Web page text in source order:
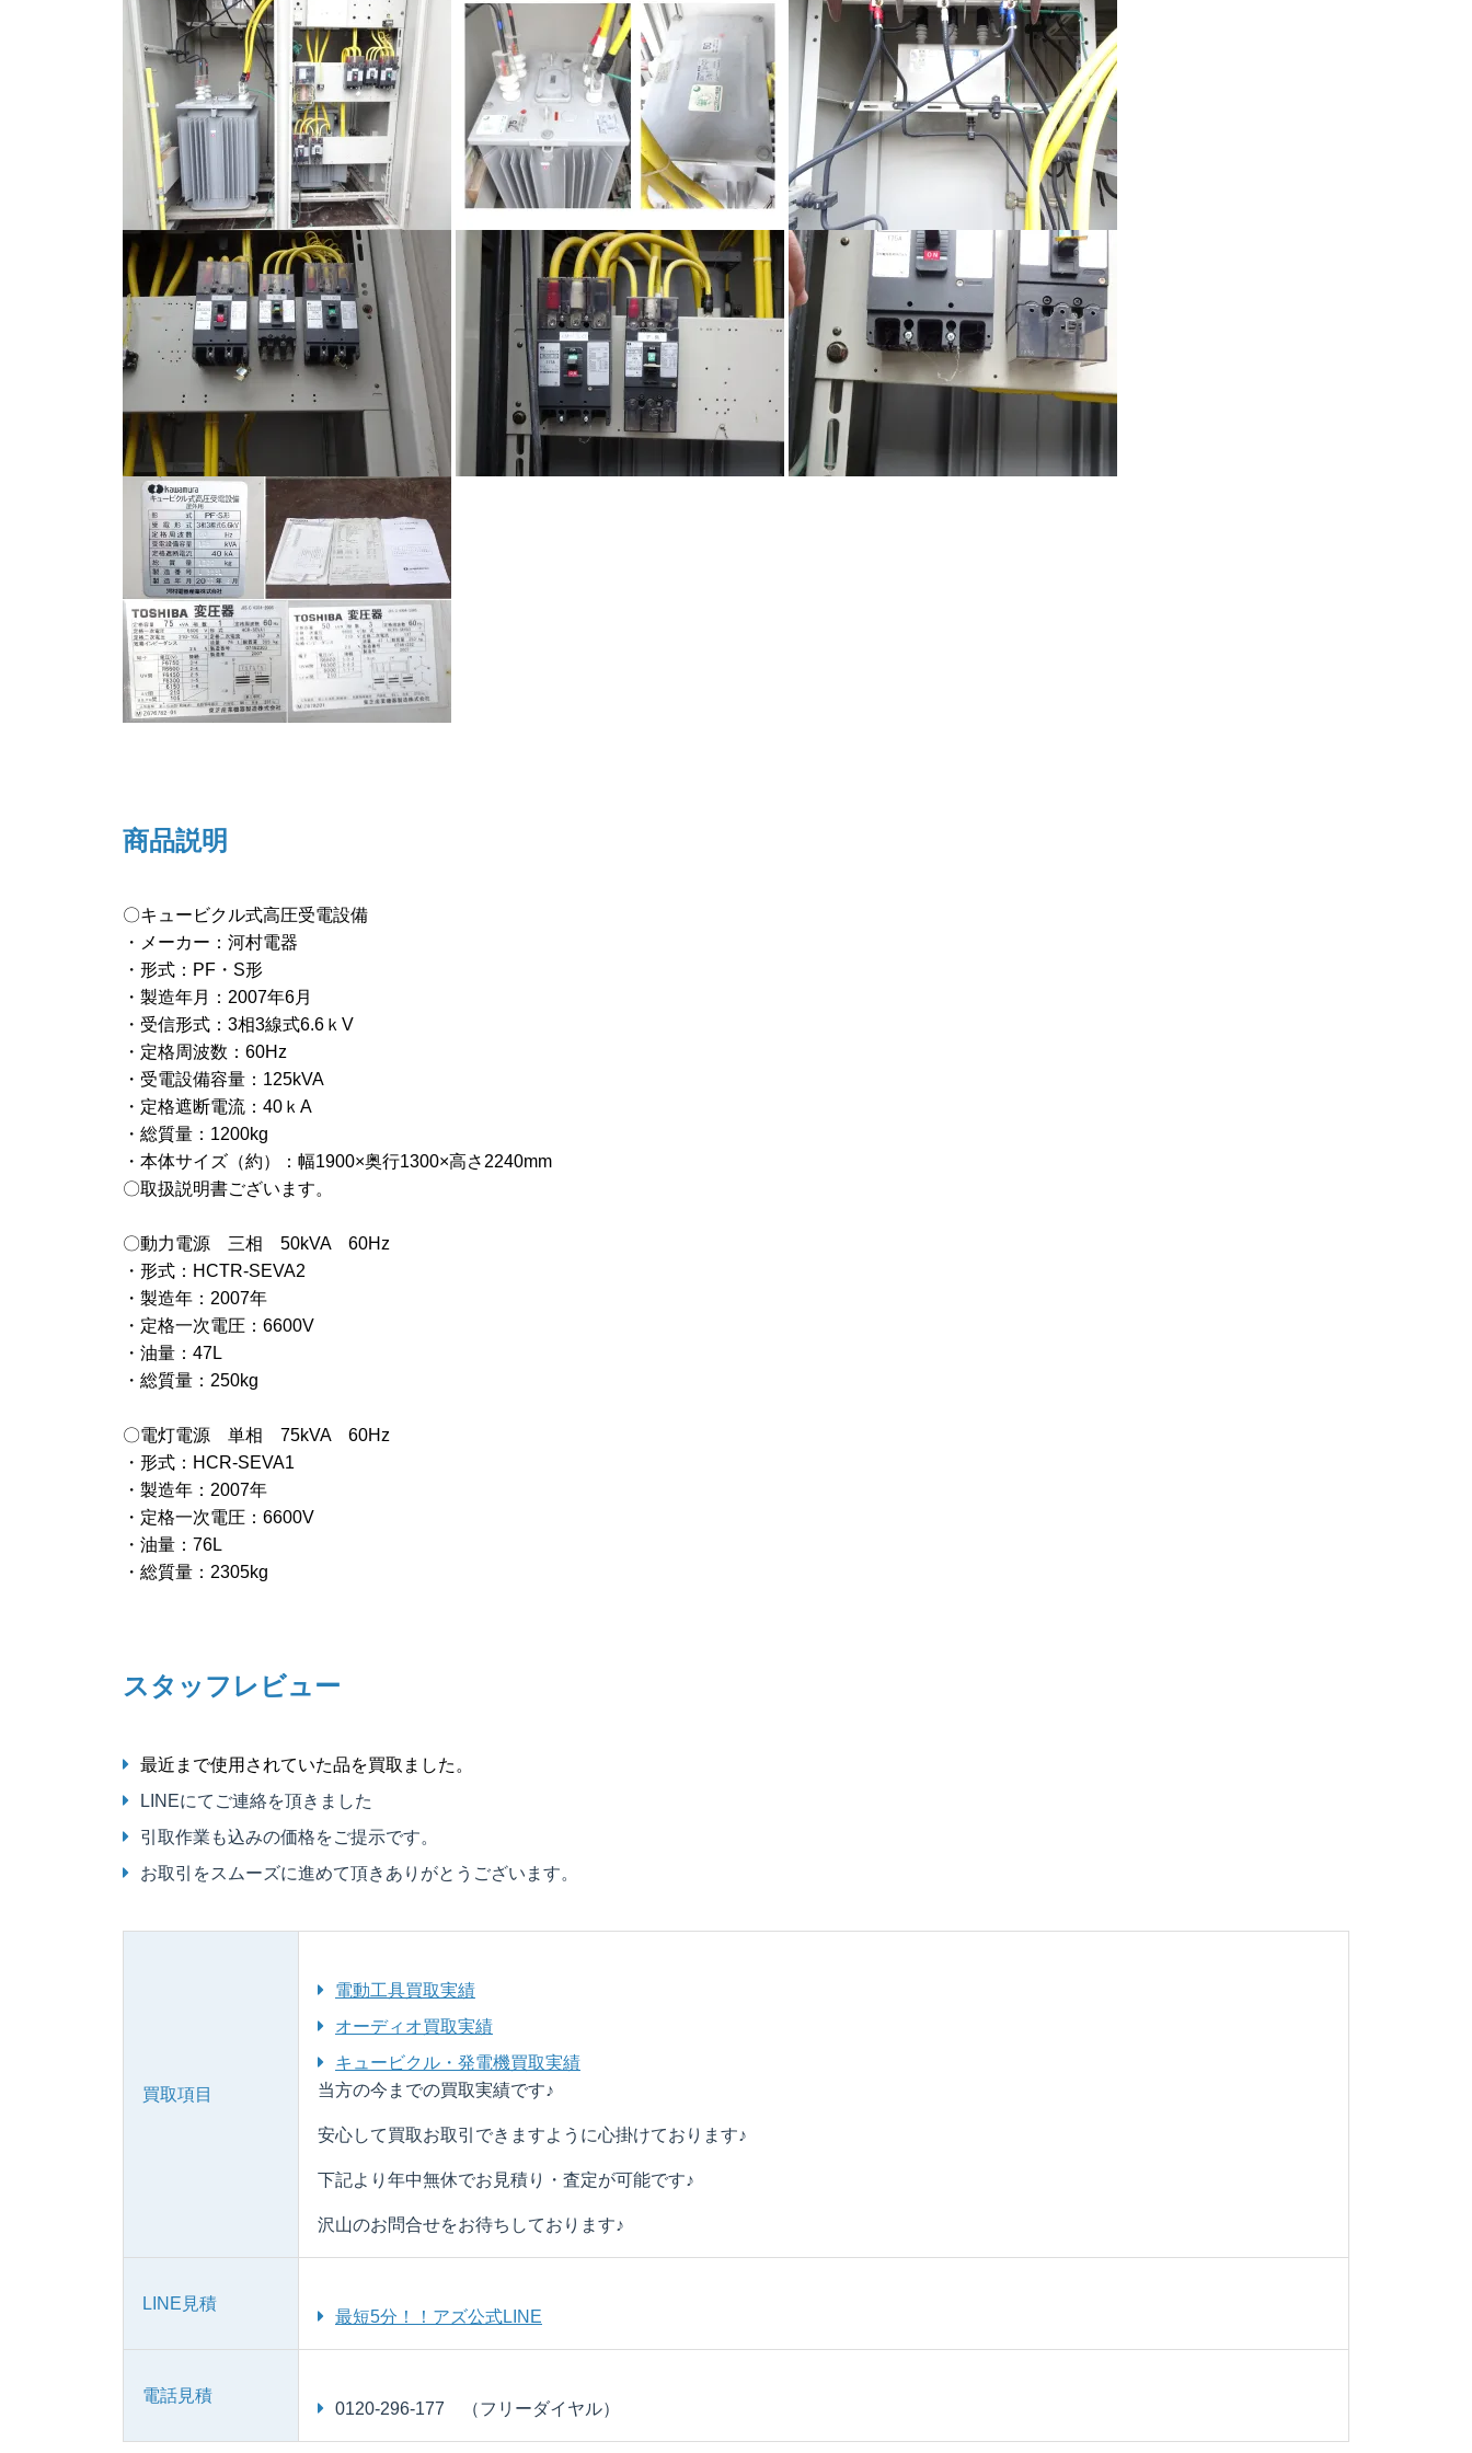
商品説明
〇キュービクル式高圧受電設備
・メーカー：河村電器
・形式：PF・S形
・製造年月：2007年6月
・受信形式：3相3線式6.6ｋV
・定格周波数：60Hz
・受電設備容量：125kVA
・定格遮断電流：40ｋA
・総質量：1200kg
・本体サイズ（約）：幅1900×奥行1300×高さ2240mm
〇取扱説明書ございます。
〇動力電源 三相 50kVA 60Hz
・形式：HCTR-SEVA2
・製造年：2007年
・定格一次電圧：6600V
・油量：47L
・総質量：250kg
〇電灯電源 単相 75kVA 60Hz
・形式：HCR-SEVA1
・製造年：2007年
・定格一次電圧：6600V
・油量：76L
・総質量：2305kg
スタッフレビュー
最近まで使用されていた品を買取ました。
LINEにてご連絡を頂きました
引取作業も込みの価格をご提示です。
お取引をスムーズに進めて頂きありがとうございます。
買取項目
電動工具買取実績
オーディオ買取実績
キュービクル・発電機買取実績
当方の今までの買取実績です♪
安心して買取お取引できますように心掛けております♪
下記より年中無休でお見積り・査定が可能です♪
沢山のお問合せをお待ちしております♪
LINE見積
最短5分！！アズ公式LINE
電話見積
0120-296-177 （フリーダイヤル）